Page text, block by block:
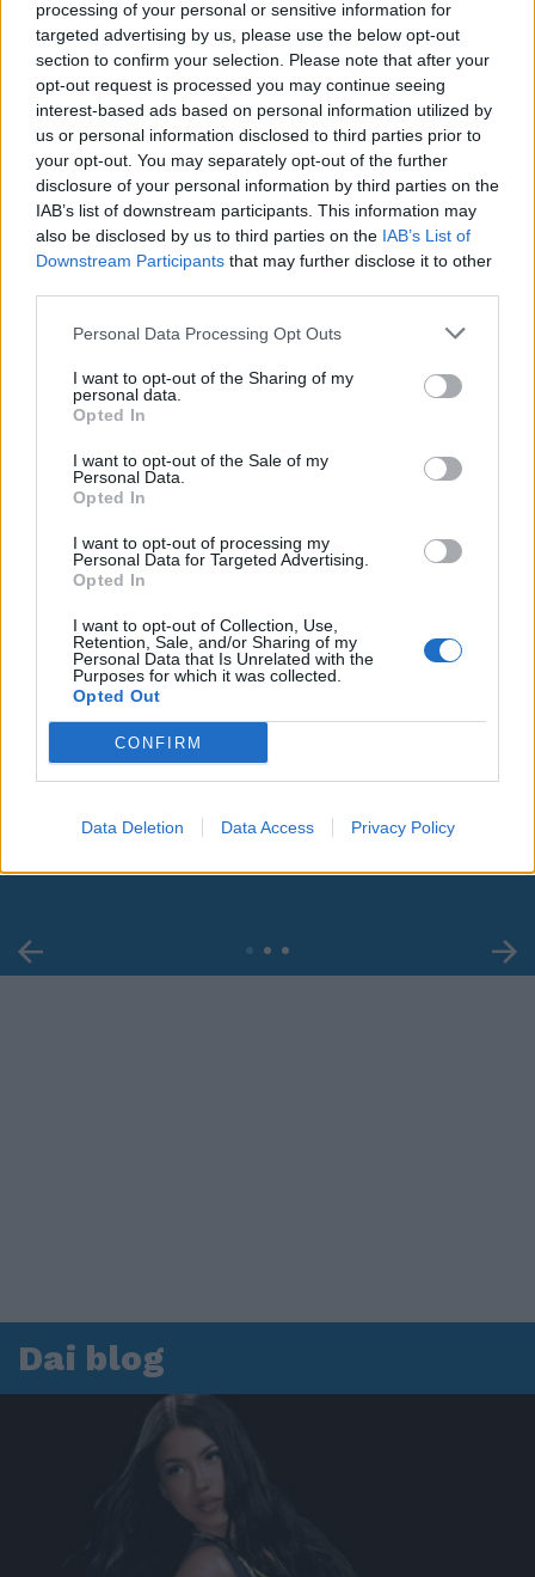
processing of your personal or sensitive information for
targeted advertising by us, please use the below opt-out
section to confirm your selection. Please note that after your
opt-out request is processed you may continue seeing
interest-based ads based on personal information utilized by
us or personal information disclosed to third parties prior to
your opt-out. You may separately opt-out of the further
disclosure of your personal information by third parties on the
IAB’s list of downstream participants. This information may
also be disclosed by us to third parties on the IAB’s List of
Downstream Participants that may further disclose it to other
Personal Data Processing Opt Outs
I want to opt-out of the Sharing of my
personal data.
Opted In
I want to opt-out of the Sale of my
Personal Data.
Opted In
I want to opt-out of processing my
Personal Data for Targeted Advertising.
Opted In
I want to opt-out of Collection, Use,
Retention, Sale, and/or Sharing of my
Personal Data that Is Unrelated with the
Purposes for which it was collected.
Opted Out
CONFIRM
Data Deletion Data Access Privacy Policy
Leonardo Maria Del Vecchio dall'ex compagna
Dai blog